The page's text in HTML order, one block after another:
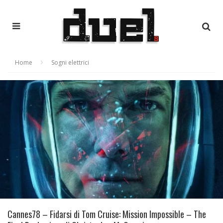
Home Sogni elettrici
Cannes78 – Fidarsi di Tom Cruise: Mission Impossible – The